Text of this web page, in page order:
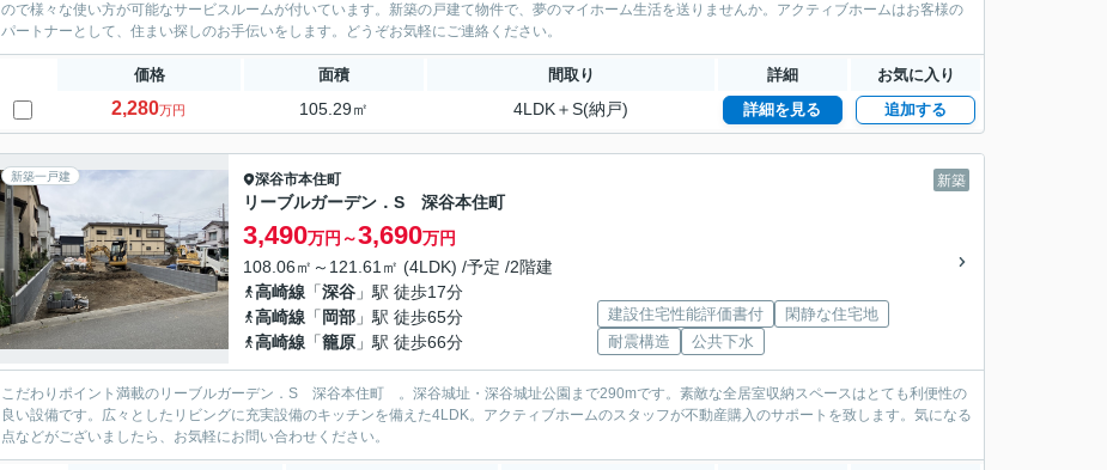
ので様々な使い方が可能なサービスルームが付いています。新築の戸建て物件で、夢のマイホーム生活を送りませんか。アクティブホームはお客様の
パートナーとして、住まい探しのお手伝いをします。どうぞお気軽にご連絡ください。
価格 面積 間取り 詳細 お気に入り
2,280万円 105.29㎡ 4LDK＋S(納戸) 詳細を見る 追加する
新築一戸建 新築
深谷市本住町
リーブルガーデン．S 深谷本住町
3,490万円～3,690万円
108.06㎡～121.61㎡ (4LDK) /予定 /2階建
高崎線 「深谷 」駅 徒歩17分
高崎線 「 岡部 」駅 徒歩65分
高崎線 「籠原 」駅 徒歩66分
建設住宅性能評価書付
閑静な住宅地
耐震構造
公共下水
こだわりポイント満載のリーブルガーデン．S 深谷本住町 。深谷城址・深谷城址公園まで290mです。素敵な全居室収納スペースはとても利便性の
良い設備です。広々としたリビングに充実設備のキッチンを備えた4LDK。アクティブホームのスタッフが不動産購入のサポートを致します。気になる
点などがございましたら、お気軽にお問い合わせください。